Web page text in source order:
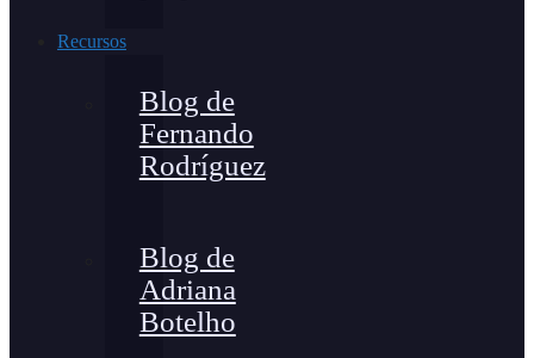
Recursos
Blog de
Fernando
Rodríguez
Blog de
Adriana
Botelho